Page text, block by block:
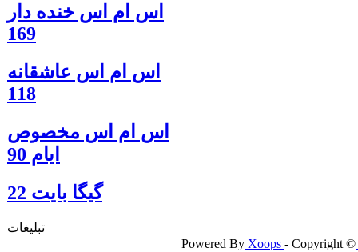
اس ام اس خنده دار
169
اس ام اس عاشقانه
118
اس ام اس مخصوص
ایام 90
گيگا بايت 22
تبلیغات
Powered By Xoops - Copyright ©